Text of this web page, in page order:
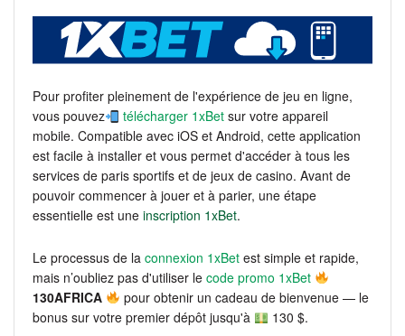
Pour profiter pleinement de l'expérience de jeu en ligne,
vous pouvez
télécharger 1xBet sur votre appareil
mobile. Compatible avec iOS et Android, cette application
est facile à installer et vous permet d'accéder à tous les
services de paris sportifs et de jeux de casino. Avant de
pouvoir commencer à jouer et à parier, une étape
essentielle est une inscription 1xBet.
Le processus de la connexion 1xBet est simple et rapide,
mais n’oubliez pas d'utiliser le code promo 1xBet
130AFRICA
pour obtenir un cadeau de bienvenue — le
bonus sur votre premier dépôt jusqu'à
130 $.